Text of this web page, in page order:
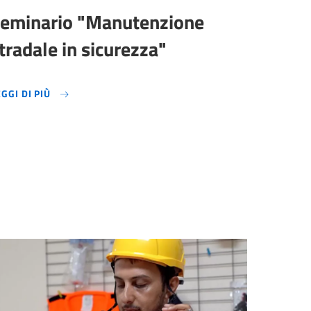
"Manutenzione
in sicurezza"
DI PIÙ LEGGI DI PIÙ